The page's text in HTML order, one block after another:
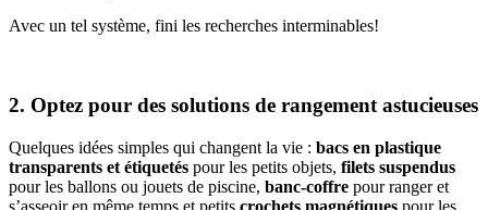
Avec un tel système, fini les recherches interminables!
2. Optez pour des solutions de rangement astucieuses
Quelques idées simples qui changent la vie : bacs en plastique
transparents et étiquetés pour les petits objets, filets suspendus
pour les ballons ou jouets de piscine, banc-coffre pour ranger et
s’asseoir en même temps et petits crochets magnétiques pour les